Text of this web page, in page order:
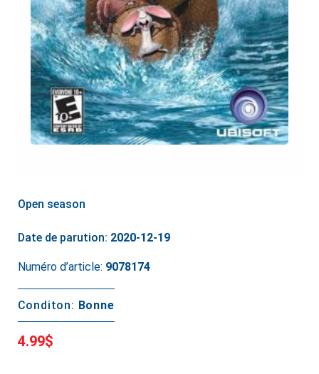
Open season
Date de parution: 2020-12-19
Numéro d’article: 9078174
Conditon: Bonne
4.99$